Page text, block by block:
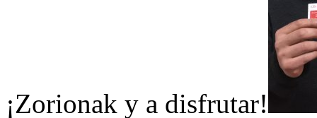
¡Zorionak y a disfrutar!